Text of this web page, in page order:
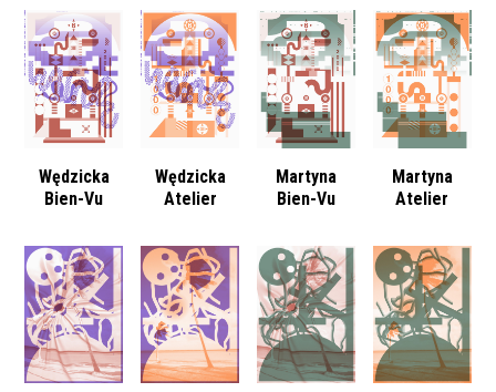
Wędzicka
Bien-Vu
Wędzicka
Atelier
Martyna
Bien-Vu
Martyna
Atelier